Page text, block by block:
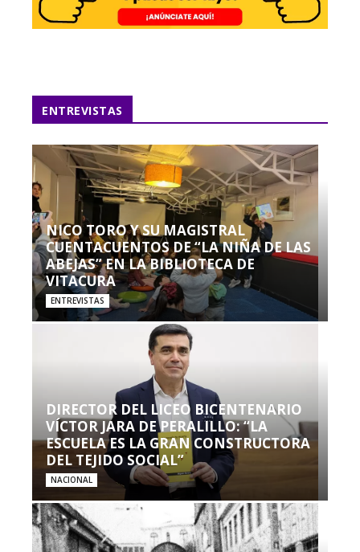
ENTREVISTAS
NICO TORO Y SU MAGISTRAL
CUENTACUENTOS DE “LA NIÑA DE LAS
ABEJAS” EN LA BIBLIOTECA DE
VITACURA
ENTREVISTAS
DIRECTOR DEL LICEO BICENTENARIO
VÍCTOR JARA DE PERALILLO: “LA
ESCUELA ES LA GRAN CONSTRUCTORA
DEL TEJIDO SOCIAL”
NACIONAL